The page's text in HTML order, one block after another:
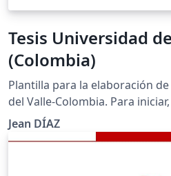
Tesis Universidad
(Colombia)
Plantilla para la elaboración
del Valle-Colombia. Para
MisDatos.tex.
Jean DÍAZ